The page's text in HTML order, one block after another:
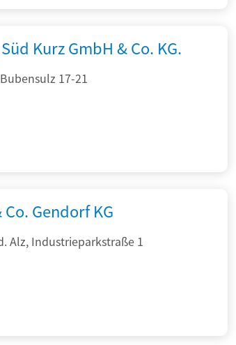
Kurz GmbH & Co. KG.
17-21
Gendorf KG
Alz, Industrieparkstraße 1